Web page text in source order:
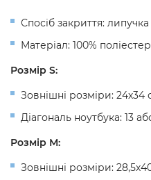
Спосіб закриття: липучка
Матеріал: 100% поліестер
Розмір S:
Зовнішні розміри: 24х34
Діагональ ноутбука: 13
Розмір М:
Зовнішні розміри: